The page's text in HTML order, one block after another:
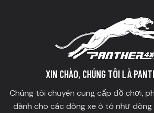
XIN CHÀO, CHÚNG TÔI LÀ
Chúng tôi chuyên cung cấp đồ chơi,
dành cho các dòng xe ô tô như dòng